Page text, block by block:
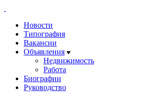
Новости
Типография
Вакансии
Объявления
Недвижимость
Работа
Биографии
Руководство